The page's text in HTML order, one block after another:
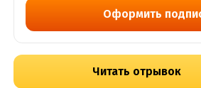
Оформить
Читать отрывок